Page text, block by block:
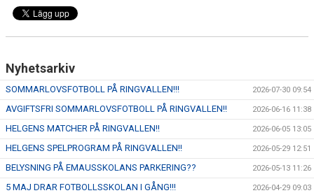
Nyhetsarkiv
SOMMARLOVSFOTBOLL PÅ RINGVALLEN!!! 2026-07-30 09:54
AVGIFTSFRI SOMMARLOVSFOTBOLL PÅ RINGVALLEN!! 2026-06-16 11:38
HELGENS MATCHER PÅ RINGVALLEN!! 2026-06-05 13:05
HELGENS SPELPROGRAM PÅ RINGVALLEN!! 2026-05-29 12:51
BELYSNING PÅ EMAUSSKOLANS PARKERING?? 2026-05-13 11:26
5 MAJ DRAR FOTBOLLSSKOLAN I GÅNG!!! 2026-04-29 09:03